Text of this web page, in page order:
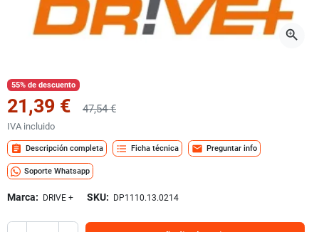
zoom_in
55% de descuento
21,39 € 47,54 €
IVA incluido
assignment Descripción completa format_list_bulleted Ficha técnica mail Preguntar info
Soporte Whatsapp
Marca: DRIVE + SKU: DP1110.13.0214